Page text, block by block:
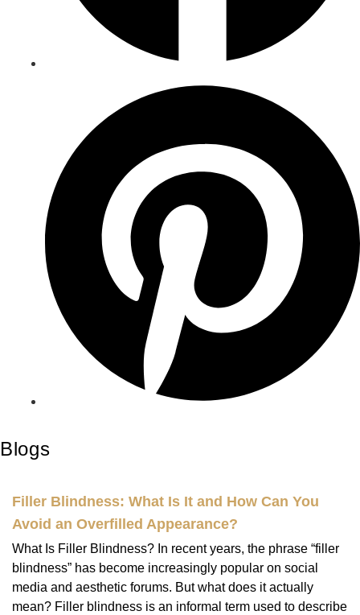
Blogs
Filler Blindness: What Is It and How Can You
Avoid an Overfilled Appearance?
What Is Filler Blindness? In recent years, the phrase “filler
blindness” has become increasingly popular on social
media and aesthetic forums. But what does it actually
mean? Filler blindness is an informal term used to describe